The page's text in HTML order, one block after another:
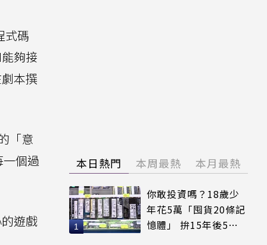
式碼
夠接
本撰
「意
個過
遊戲
本日熱門 本周最熱 本月最熱
你敢投資嗎？18歲少
年花5萬「囤貨20條記
憶體」 拚15年後5倍